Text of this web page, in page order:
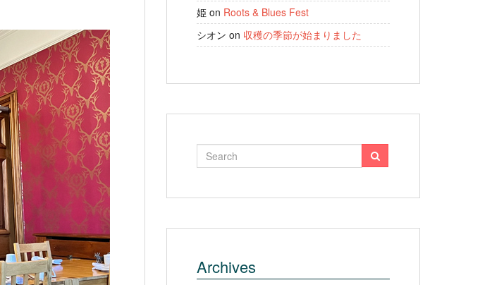
姫 on Roots & Blues Fest
シオン on 収穫の季節が始まりました
Archives